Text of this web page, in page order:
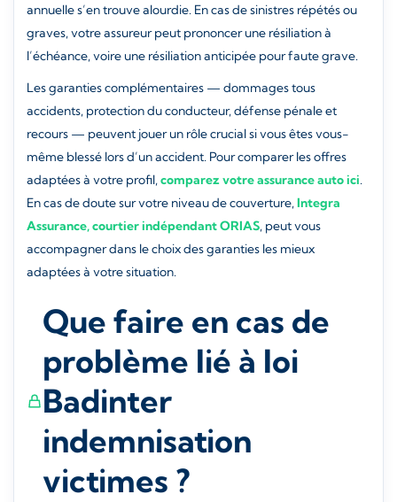
annuelle s’en trouve alourdie. En cas de sinistres répétés ou
graves, votre assureur peut prononcer une résiliation à
l’échéance, voire une résiliation anticipée pour faute grave.
Les garanties complémentaires — dommages tous
accidents, protection du conducteur, défense pénale et
recours — peuvent jouer un rôle crucial si vous êtes vous-
même blessé lors d’un accident. Pour comparer les offres
adaptées à votre profil,comparez votre assurance auto ici.
En cas de doute sur votre niveau de couverture,Integra
Assurance, courtier indépendant ORIAS, peut vous
accompagner dans le choix des garanties les mieux
adaptées à votre situation.
Que faire en cas de
problème lié à loi
Badinter
indemnisation
victimes ?